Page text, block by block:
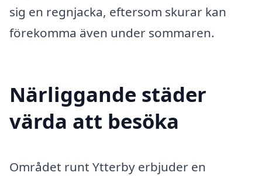
sig en regnjacka, eftersom skurar kan
förekomma även under sommaren.
Närliggande städer
värda att besöka
Området runt Ytterby erbjuder en